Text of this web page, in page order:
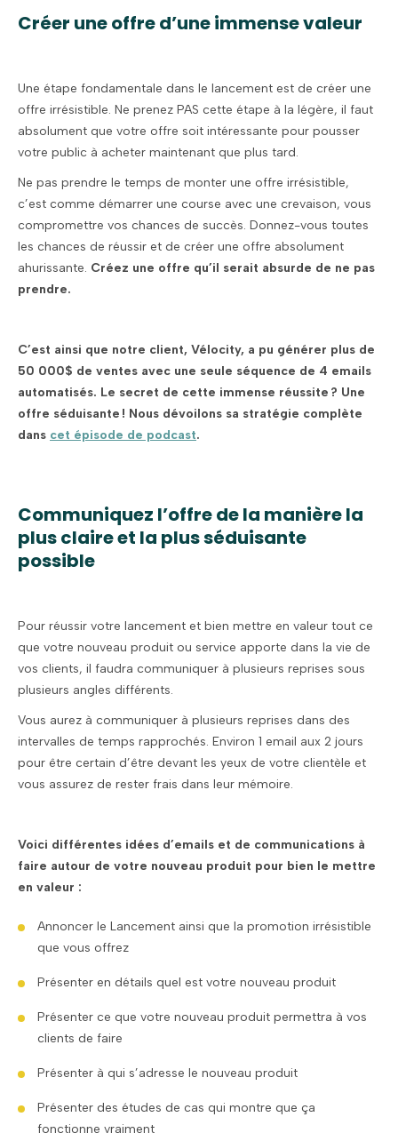
Créer une offre d’une immense valeur
Une étape fondamentale dans le lancement est de créer une
offre irrésistible. Ne prenez PAS cette étape à la légère, il faut
absolument que votre offre soit intéressante pour pousser
votre public à acheter maintenant que plus tard.
Ne pas prendre le temps de monter une offre irrésistible,
c’est comme démarrer une course avec une crevaison, vous
compromettre vos chances de succès. Donnez-vous toutes
les chances de réussir et de créer une offre absolument
ahurissante. Créez une offre qu’il serait absurde de ne pas
prendre.
C’est ainsi que notre client, Vélocity, a pu générer plus de
50 000$ de ventes avec une seule séquence de 4 emails
automatisés. Le secret de cette immense réussite ? Une
offre séduisante ! Nous dévoilons sa stratégie complète
dans cet épisode de podcast.
Communiquez l’offre de la manière la
plus claire et la plus séduisante
possible
Pour réussir votre lancement et bien mettre en valeur tout ce
que votre nouveau produit ou service apporte dans la vie de
vos clients, il faudra communiquer à plusieurs reprises sous
plusieurs angles différents.
Vous aurez à communiquer à plusieurs reprises dans des
intervalles de temps rapprochés. Environ 1 email aux 2 jours
pour être certain d’être devant les yeux de votre clientèle et
vous assurez de rester frais dans leur mémoire.
Voici différentes idées d’emails et de communications à
faire autour de votre nouveau produit pour bien le mettre
en valeur :
Annoncer le Lancement ainsi que la promotion irrésistible
que vous offrez
Présenter en détails quel est votre nouveau produit
Présenter ce que votre nouveau produit permettra à vos
clients de faire
Présenter à qui s’adresse le nouveau produit
Présenter des études de cas qui montre que ça
fonctionne vraiment